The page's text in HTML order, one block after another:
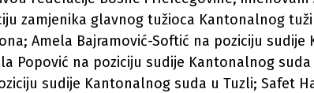
zamjenika glavnog tužioca Kantonalnog
Amela Bajramović-Softić na poziciju
Popović na poziciju sudije Kantonalnog suda
sudije Kantonalnog suda u Tuzli; Safet